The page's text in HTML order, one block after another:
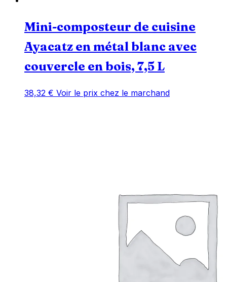
Mini-composteur de cuisine
Ayacatz en métal blanc avec
couvercle en bois, 7,5 L
38,32 € Voir le prix chez le marchand